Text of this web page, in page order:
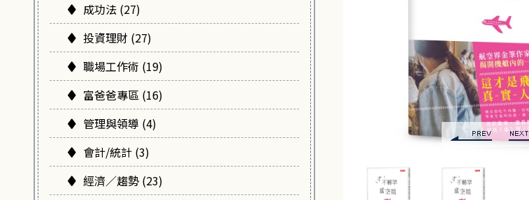
成功法 (27)
投資理財 (27)
職場工作術 (19)
富爸爸專區 (16)
管理與領導 (4)
會計/統計 (3)
經濟／趨勢 (23)